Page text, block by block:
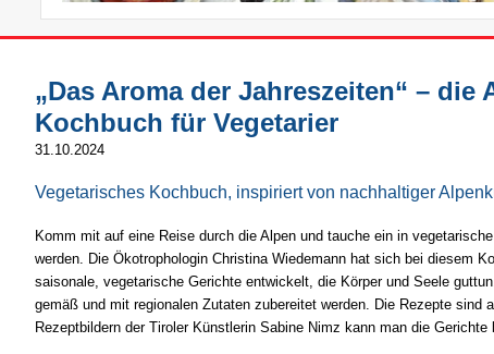
„Das Aroma der Jahreszeiten“ – die
Kochbuch für Vegetarier
31.10.2024
Vegetarisches Kochbuch, inspiriert von nachhaltiger
Komm mit auf eine Reise durch die Alpen und tauche ein in
werden. Die Ökotrophologin Christina Wiedemann hat sich bei diesem
saisonale, vegetarische Gerichte entwickelt, die Körper und Seele
gemäß und mit regionalen Zutaten zubereitet werden. Die Rezepte
Rezeptbildern der Tiroler Künstlerin Sabine Nimz kann man die